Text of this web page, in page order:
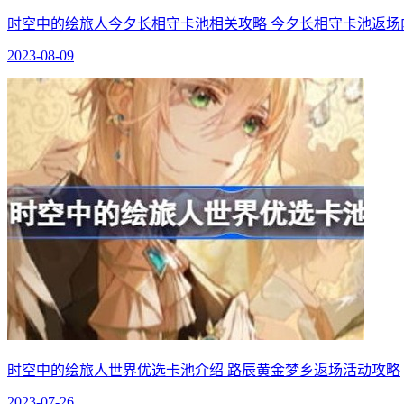
时空中的绘旅人今夕长相守卡池相关攻略 今夕长相守卡池返场
2023-08-09
时空中的绘旅人世界优选卡池介绍 路辰黄金梦乡返场活动攻略